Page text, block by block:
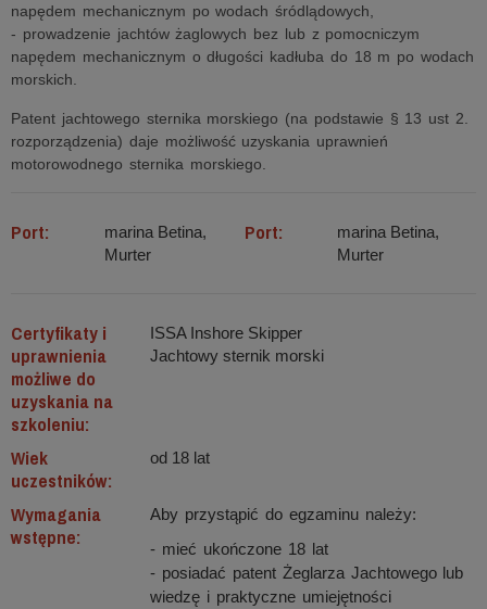
napędem mechanicznym po wodach śródlądowych,
- prowadzenie jachtów żaglowych bez lub z pomocniczym
napędem mechanicznym o długości kadłuba do 18 m po wodach
morskich.
Patent jachtowego sternika morskiego (na podstawie § 13 ust 2.
rozporządzenia) daje możliwość uzyskania uprawnień
motorowodnego sternika morskiego.
Port:
marina Betina,
Murter
Port:
marina Betina,
Murter
Certyfikaty i
uprawnienia
możliwe do
uzyskania na
szkoleniu:
ISSA Inshore Skipper
Jachtowy sternik morski
Wiek
uczestników:
od 18 lat
Wymagania
wstępne:
Aby przystąpić do egzaminu należy:
- mieć ukończone 18 lat
- posiadać patent Żeglarza Jachtowego lub
wiedzę i praktyczne umiejętności